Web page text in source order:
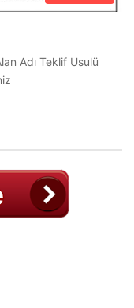
Adı Teklif Usulü